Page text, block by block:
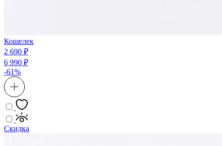
Кошелек
2 690 ₽
6 990 ₽
-61%
Скидка